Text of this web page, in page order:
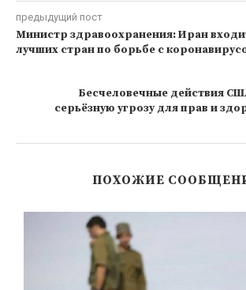
предыдущий пост
Министр здравоохранения: Иран
лучших стран по борьбе с
Бесчеловечные действия
серьёзную угрозу для прав и
ПОХОЖИЕ